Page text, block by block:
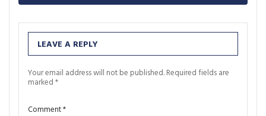
LEAVE A REPLY
Your email address will not be published. Required fields are
marked *
Comment*